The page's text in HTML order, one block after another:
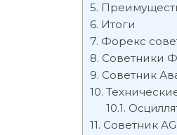
Итоги
Форекс
Советники
Советник
Советник AG